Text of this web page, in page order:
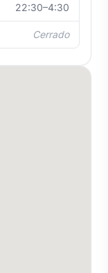
22:30–4:30
Cerrado